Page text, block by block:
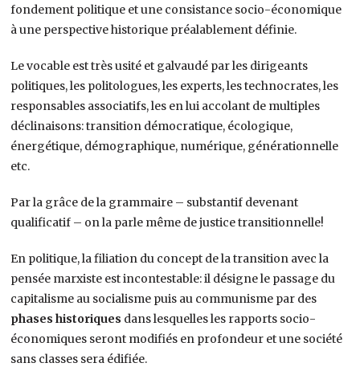
fondement politique et une consistance socio-économique
à une perspective historique préalablement définie.
Le vocable est très usité et galvaudé par les dirigeants
politiques, les politologues, les experts, les technocrates, les
responsables associatifs, les en lui accolant de multiples
déclinaisons: transition démocratique, écologique,
énergétique, démographique, numérique, générationnelle
etc.
Par la grâce de la grammaire – substantif devenant
qualificatif – on la parle même de justice transitionnelle!
En politique, la filiation du concept de la transition avec la
pensée marxiste est incontestable: il désigne le passage du
capitalisme au socialisme puis au communisme par des
phases historiques dans lesquelles les rapports socio-
économiques seront modifiés en profondeur et une société
sans classes sera édifiée.